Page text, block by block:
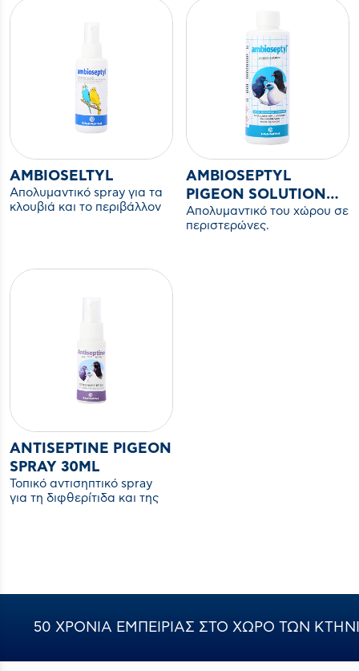
AMBIOSELTYL
Απολυμαντικό spray για τα
κλουβιά και το περιβάλλον
AMBIOSEPTYL
PIGEON SOLUTION
200ML
Απολυμαντικό του χώρου σε
περιστερώνες.
ANTISEPTINE PIGEON
SPRAY 30ML
Τοπικό αντισηπτικό spray
για τη διφθερίτιδα και της
50 ΧΡΟΝΙΑ ΕΜΠΕΙΡΙΑΣ ΣΤΟ ΧΩΡΟ ΤΩΝ